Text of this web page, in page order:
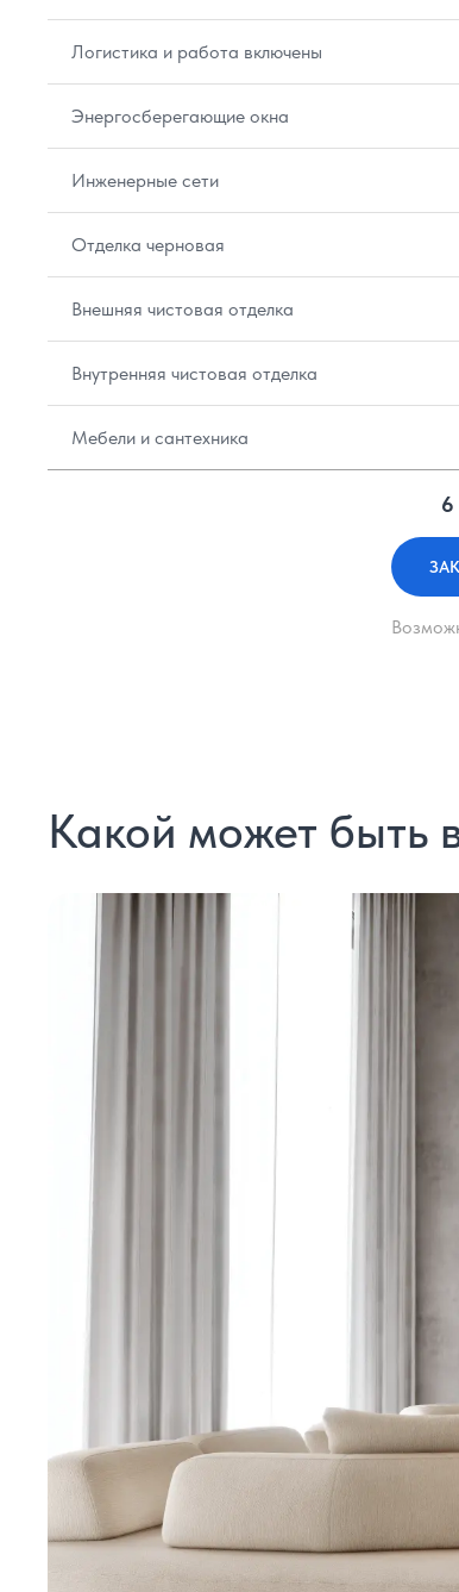
Логистика и работа включены
Энергосберегающие окна
Инженерные сети
Отделка черновая
Внешняя чистовая отделка
Внутренняя чистовая отделка
Мебели и сантехника
Какой может быть